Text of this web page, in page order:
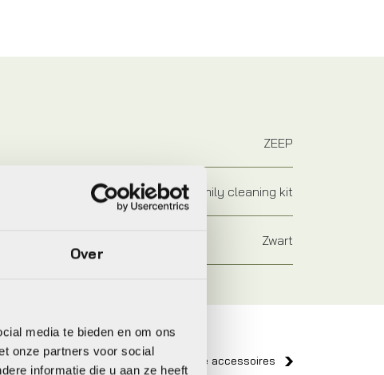
Over
media te bieden en om ons
onze partners voor social
informatie die u aan ze heeft
ZEEP
Muc-off family cleaning kit
Zwart
Bekijk alle accessoires